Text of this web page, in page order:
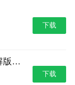
下载
布鲁伊一起玩吧游戏破解版_布鲁伊：一起玩吧
下载